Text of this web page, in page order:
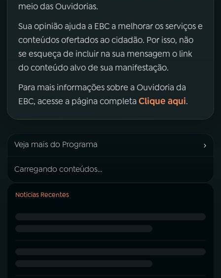
meio das Ouvidorias.
Sua opinião ajuda a EBC a melhorar os serviços e
conteúdos ofertados ao cidadão. Por isso, não
se esqueça de incluir na sua mensagem o link
do conteúdo alvo de sua manifestação.
Para mais informações sobre a Ouvidoria da
EBC, acesse a página completa Clique aqui.
Veja mais do Programa ›
Carregando conteúdos...
Notícias Recentes